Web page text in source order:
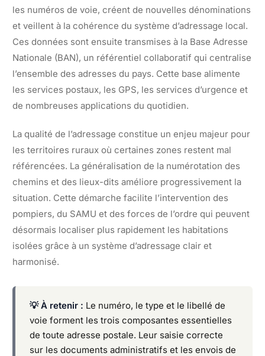
les numéros de voie, créent de nouvelles dénominations
et veillent à la cohérence du système d’adressage local.
Ces données sont ensuite transmises à la Base Adresse
Nationale (BAN), un référentiel collaboratif qui centralise
l’ensemble des adresses du pays. Cette base alimente
les services postaux, les GPS, les services d’urgence et
de nombreuses applications du quotidien.
La qualité de l’adressage constitue un enjeu majeur pour
les territoires ruraux où certaines zones restent mal
référencées. La généralisation de la numérotation des
chemins et des lieux-dits améliore progressivement la
situation. Cette démarche facilite l’intervention des
pompiers, du SAMU et des forces de l’ordre qui peuvent
désormais localiser plus rapidement les habitations
isolées grâce à un système d’adressage clair et
harmonisé.
💡 À retenir : Le numéro, le type et le libellé de
voie forment les trois composantes essentielles
de toute adresse postale. Leur saisie correcte
sur les documents administratifs et les envois de